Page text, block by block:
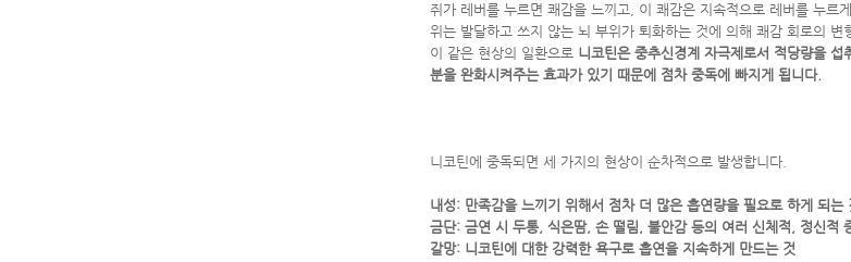
쥐가 레버를 누르면 쾌감을 느끼고, 이 쾌감은 지속적으로 레버를 누
위는 발달하고 쓰지 않는 뇌 부위가 퇴화하는 것에 의해 쾌감 회로의
이 같은 현상의 일환으로 니코틴은 중추신경계 자극제로서 적당량을
분을 완화시켜주는 효과가 있기 때문에 점차 중독에 빠지게 됩니다.
니코틴에 중독되면 세 가지의 현상이 순차적으로 발생합니다.
내성: 만족감을 느끼기 위해서 점차 더 많은 흡연량을 필요로 하게 되는
금단: 금연 시 두통, 식은땀, 손 떨림, 불안감 등의 여러 신체적, 정신적
갈망: 니코틴에 대한 강력한 욕구로 흡연을 지속하게 만드는 것